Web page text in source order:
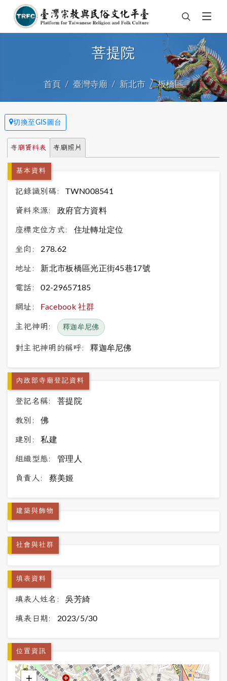
菩提院
首頁 臺灣寺廟 新北市 板橋區
切換至GIS圖台
寺廟資料表 寺廟照片
基本資料
記錄識別碼: TWN008541
資料來源: 政府官方資料
座標定位方式: 住址轉址定位
坐向: 278.62
地址: 新北市板橋區光正街45巷17號
電話: 02-29657185
網址: Facebook 社群
主祀神明: 釋迦牟尼佛
對主祀神明的稱呼: 釋迦牟尼佛
內政部寺廟登記資料
登記名稱: 菩提院
教別: 佛
建別: 私建
組織型態: 管理人
負責人: 蔡美姬
建築與飾物
社會與社群
填表資料
填表人姓名: 吳芳綺
填表日期: 2023/5/30
位置資訊
+